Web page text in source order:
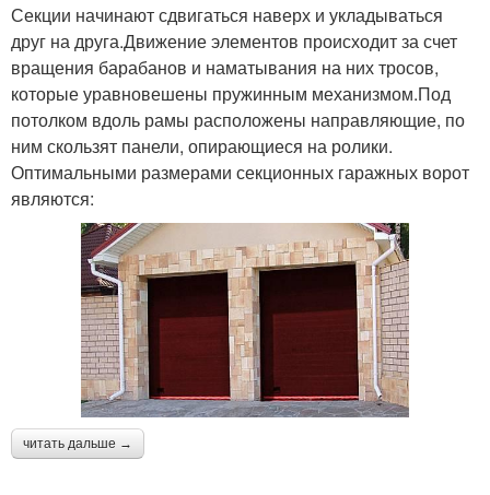
Секции начинают сдвигаться наверх и укладываться
друг на друга.Движение элементов происходит за счет
вращения барабанов и наматывания на них тросов,
которые уравновешены пружинным механизмом.Под
потолком вдоль рамы расположены направляющие, по
ним скользят панели, опирающиеся на ролики.
Оптимальными размерами секционных гаражных ворот
являются:
читать дальше →